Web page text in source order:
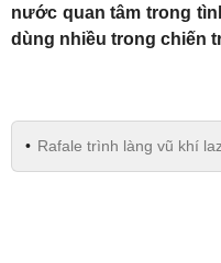
nước quan tâm trong
dùng nhiều trong chiến
Rafale trình làng vũ khí